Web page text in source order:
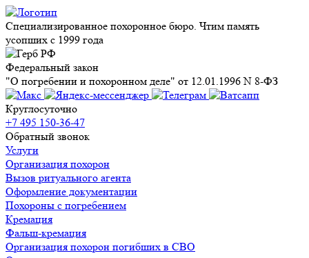
Специализированное похоронное бюро. Чтим память
усопших с 1999 года
Федеральный закон
"О погребении и похоронном деле" от 12.01.1996 N 8-ФЗ
Круглосуточно
+7 495 150-36-47
Обратный звонок
Услуги
Организация похорон
Вызов ритуального агента
Оформление документации
Похороны с погребением
Кремация
Фальш-кремация
Организация похорон погибших в СВО